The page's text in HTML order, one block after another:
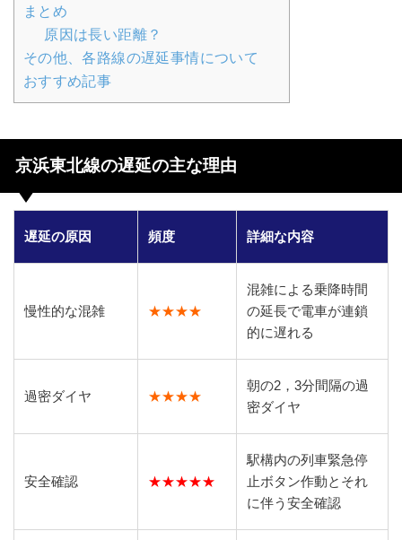
まとめ
原因は長い距離？
その他、各路線の遅延事情について
おすすめ記事
京浜東北線の遅延の主な理由
遅延の原因 頻度 詳細な内容
慢性的な混雑 ★★★★
混雑による乗降時間
の延長で電車が連鎖
的に遅れる
過密ダイヤ ★★★★
朝の2，3分間隔の過
密ダイヤ
安全確認 ★★★★★
駅構内の列車緊急停
止ボタン作動とそれ
に伴う安全確認